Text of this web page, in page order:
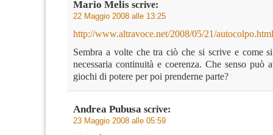
Mario Melis scrive:
22 Maggio 2008 alle 13:25
http://www.altravoce.net/2008/05/21/autocolpo.html
Sembra a volte che tra ciò che si scrive e come
necessaria continuità e coerenza. Che senso può
giochi di potere per poi prenderne parte?
Andrea Pubusa scrive:
23 Maggio 2008 alle 05:59